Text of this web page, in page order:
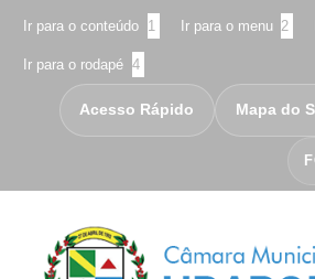
Ir para o conteúdo 1 Ir para o menu 2
Ir para o rodapé 4
Acesso Rápido Mapa do